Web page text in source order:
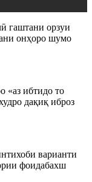
гаштани орзуи
онҳоро шумо
«аз ибтидо то
дақиқ иброз
варианти
фоидабахш